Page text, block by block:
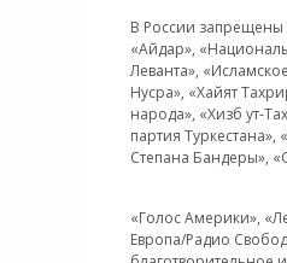
В России запрещены
«Айдар»,
Леванта»,
Нусра», «Хайят
народа», «Хизб ут-
партия
Степана Бандеры»,
«Голос Америки»,
Европа/Радио